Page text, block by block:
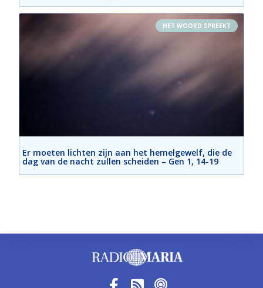
HET WOORD SPREEKT
Er moeten lichten zijn aan het hemelgewelf, die de
dag van de nacht zullen scheiden – Gen 1, 14-19